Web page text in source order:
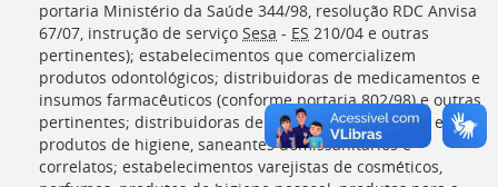
portaria Ministério da Saúde 344/98, resolução RDC Anvisa
67/07, instrução de serviço Sesa - ES 210/04 e outras
pertinentes); estabelecimentos que comercializem
produtos odontológicos; distribuidoras de medicamentos e
insumos farmacêuticos (conforme portaria 802/98) e outras
pertinentes; distribuidoras de cosméticos, perfumes e
produtos de higiene, saneantes domissanitários e
correlatos; estabelecimentos varejistas de cosméticos,